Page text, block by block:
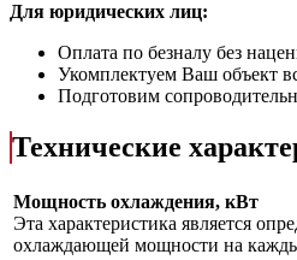
Для юридических лиц:
Оплата по безналу без
Укомплектуем Ваш объект
Подготовим
Технические
Мощность охлаждения, кВт
Эта характеристика является
охлаждающей мощности на